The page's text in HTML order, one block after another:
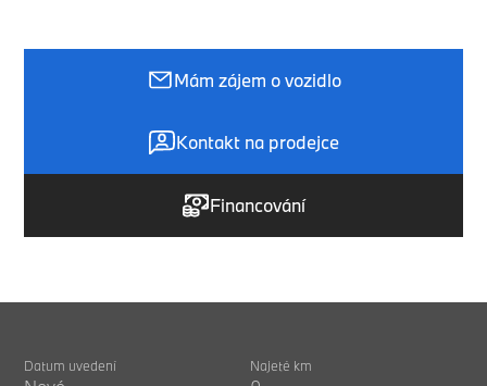
Mám zájem o vozidlo
Kontakt na prodejce
Financování
Datum uvedení Najeté km